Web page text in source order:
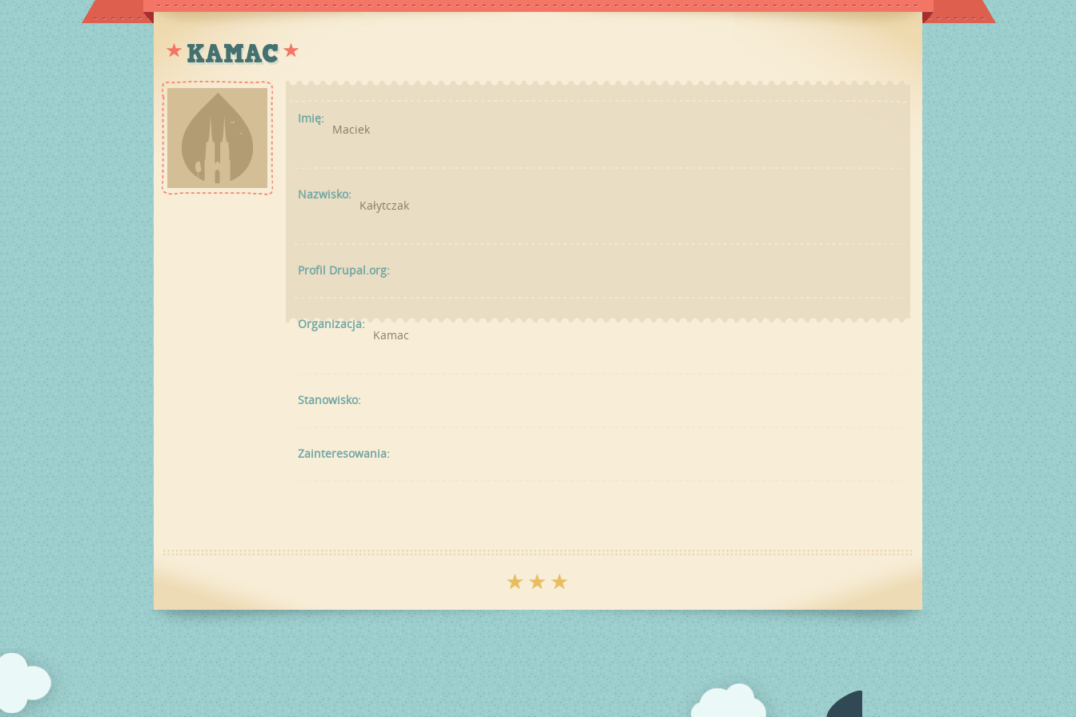
KAMAC
Imię:
Maciek
Nazwisko:
Kałytczak
Profil Drupal.org:
Organizacja:
Kamac
Stanowisko:
Zainteresowania: